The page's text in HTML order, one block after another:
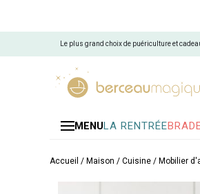
Le plus grand choix de puériculture et
MENULA RENTRÉE
Accueil / Maison / Cuisine / Mobilier